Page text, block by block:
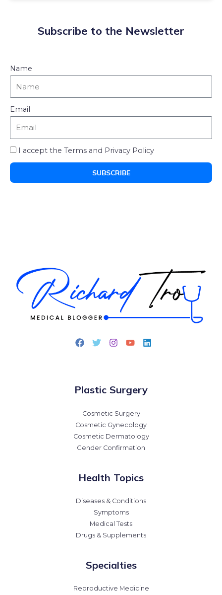
Subscribe to the Newsletter
Name
Email
I accept the Terms and Privacy Policy
SUBSCRIBE
Plastic Surgery
Cosmetic Surgery
Cosmetic Gynecology
Cosmetic Dermatology
Gender Confirmation
Health Topics
Diseases & Conditions
Symptoms
Medical Tests
Drugs & Supplements
Specialties
Reproductive Medicine